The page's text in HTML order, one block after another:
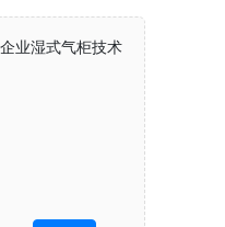
业湿式气柜技术